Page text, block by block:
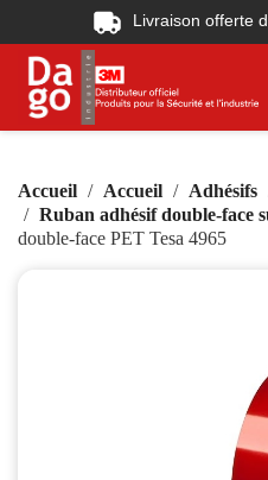
Livraison offerte
Accueil Accueil Adhésifs
Ruban adhésif double-face
double-face PET Tesa 4965